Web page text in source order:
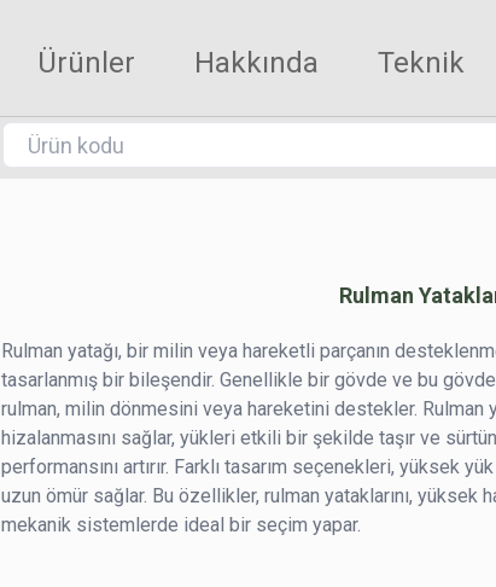
Ürünler Hakkında Teknik
Rulman
Rulman yatağı, bir milin veya hareketli parçanın
tasarlanmış bir bileşendir. Genellikle bir gövde ve bu
rulman, milin dönmesini veya hareketini destekler. Rulman
hizalanmasını sağlar, yükleri etkili bir şekilde taşır ve
performansını artırır. Farklı tasarım seçenekleri, yüksek
uzun ömür sağlar. Bu özellikler, rulman yataklarını,
mekanik sistemlerde ideal bir seçim yapar.